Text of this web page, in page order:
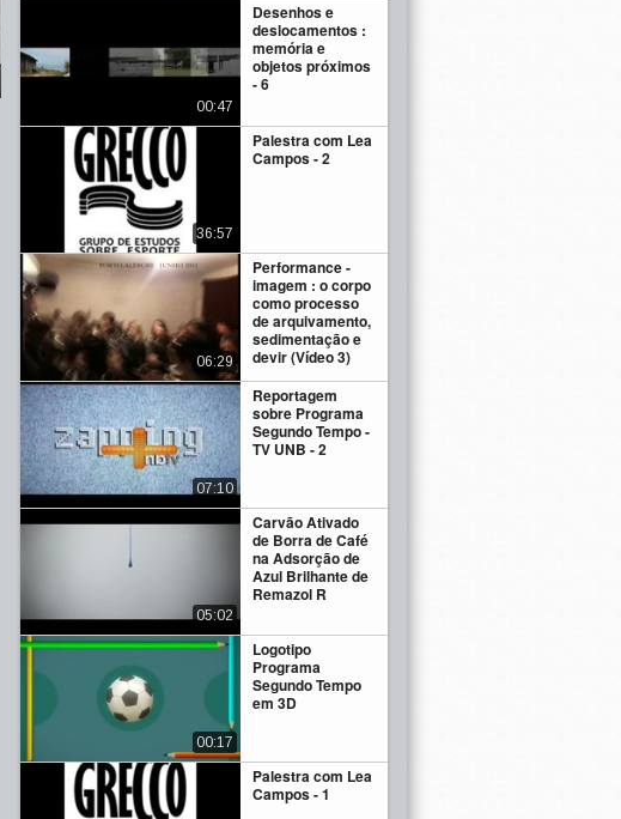
Desenhos e
deslocamentos :
memória e
objetos próximos
- 6
00:47
Palestra com Lea
Campos - 2
36:57
Performance -
imagem : o corpo
como processo
de arquivamento,
sedimentação e
devir (Vídeo 3)
06:29
Reportagem
sobre Programa
Segundo Tempo -
TV UNB - 2
07:10
Carvão Ativado
de Borra de Café
na Adsorção de
Azul Brilhante de
Remazol R
05:02
Logotipo
Programa
Segundo Tempo
em 3D
00:17
Palestra com Lea
Campos - 1